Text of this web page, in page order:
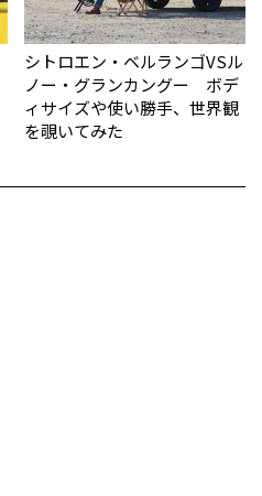
シトロエン・ベルランゴVSル
ノー・グランカングー ボデ
ィサイズや使い勝手、世界観
を覗いてみた